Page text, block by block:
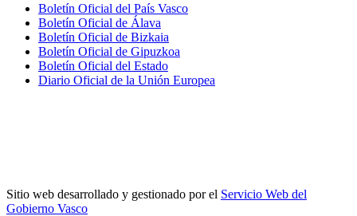
Boletín Oficial del País Vasco
Boletín Oficial de Álava
Boletín Oficial de Bizkaia
Boletín Oficial de Gipuzkoa
Boletín Oficial del Estado
Diario Oficial de la Unión Europea
Sitio web desarrollado y gestionado por el Servicio Web del
Gobierno Vasco